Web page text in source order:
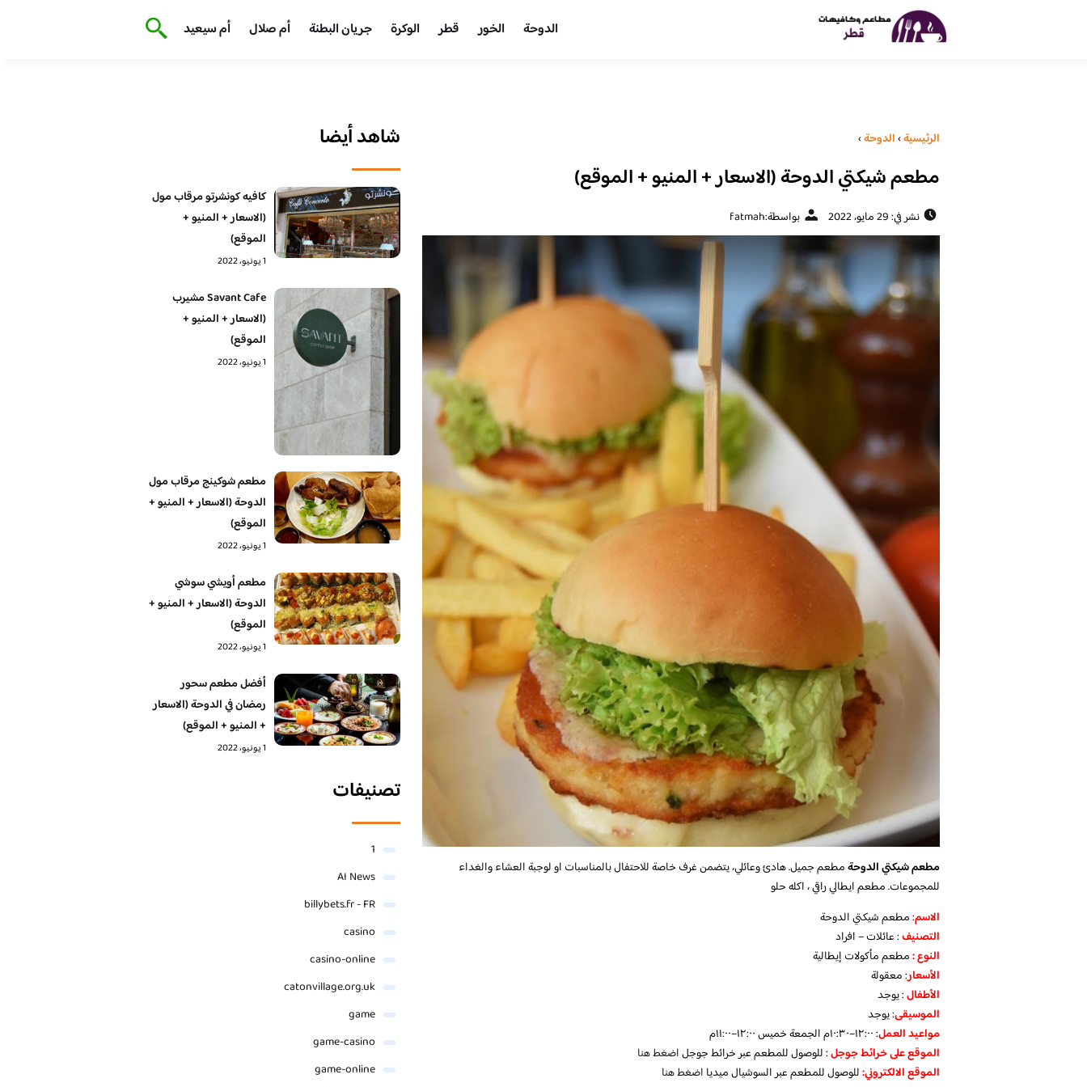
الدوحة الخور قطر الوكرة جريان البطنة أم صلال أم سيعيد
الرئيسية›الدوحة›
مطعم شيكتي الدوحة (الاسعار + المنيو + الموقع)
نشر في: 29 مايو، 2022 بواسطة:fatmah
مطعم شيكتي الدوحةمطعم جميل. هادئ وعائلي، يتضمن غرف خاصة للاحتفال بالمناسبات او لوجبة العشاء والغداء
للمجموعات.مطعم ايطالي راقي ، اكله حلو
الاسم: مطعم شيكتي الدوحة
التصنيف: عائلات – افراد
النوع :مطعم مأكولات إيطالية
الأسعار:معقولة
الأطفال:يوجد
الموسيقى:يوجد
مواعيد العمل: ١٢:٠٠–١٠:٣٠م الجمعة خميس ١٢:٠٠–١١:٠٠م
الموقع على خرائط جوجل: للوصول للمطعم عبر خرائط جوجلاضغط هنا
الموقع الالكتروني:للوصول للمطعم عبر السوشيال ميديا اضغط هنا
شاهد أيضا
كافيه كونشرتو مرقاب مول
(الاسعار + المنيو +
الموقع)
1 يونيو، 2022
Savant Cafe مشيرب
(الاسعار + المنيو +
الموقع)
1 يونيو، 2022
مطعم شوكينج مرقاب مول
الدوحة (الاسعار + المنيو +
الموقع)
1 يونيو، 2022
مطعم أويشي سوشي
الدوحة (الاسعار + المنيو +
الموقع)
1 يونيو، 2022
أفضل مطعم سحور
رمضان في الدوحة (الاسعار
+ المنيو + الموقع)
1 يونيو، 2022
تصنيفات
1
AI News
billybets.fr - FR
casino
casino-online
catonvillage.org.uk
game
game-casino
game-online